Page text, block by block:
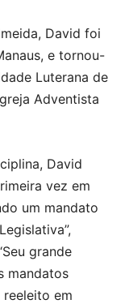
David foi
e tornou-
Luterana de
Adventista
David
vez em
um mandato
grande
mandatos
em